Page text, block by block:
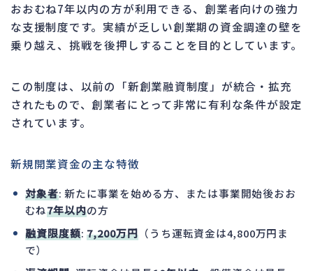
おおむね7年以内の方が利用できる、創業者向けの強力
な支援制度です。実績が乏しい創業期の資金調達の壁を
乗り越え、挑戦を後押しすることを目的としています。
この制度は、以前の「新創業融資制度」が統合・拡充
されたもので、創業者にとって非常に有利な条件が設定
されています。
新規開業資金の主な特徴
対象者: 新たに事業を始める方、または事業開始後おお
むね7年以内の方
融資限度額:7,200万円 （うち運転資金は4,800万円ま
で）